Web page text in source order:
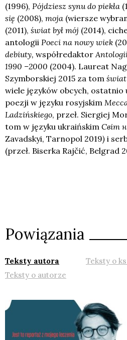
(1996), Pójdziesz synu do piekła
się (2008), moja (wiersze
(2011), świat był mój (2014),
antologii Poeci na nowy wiek
debiuty, współredaktor
1990 –2000 (2004). Laureat
Szymborskiej 2015 za tom świat
wiele języków obcych, ostatnio
poezji w języku rosyjskim
Ladzińskiego, przeł. Siergiej
tom w języku ukraińskim Світ
Zavadskyi, Tarnopol 2019) i
(przeł. Biserka Rajčić, Belgrad
Powiązania
Teksty autora
Teksty o
Teksty o autorze